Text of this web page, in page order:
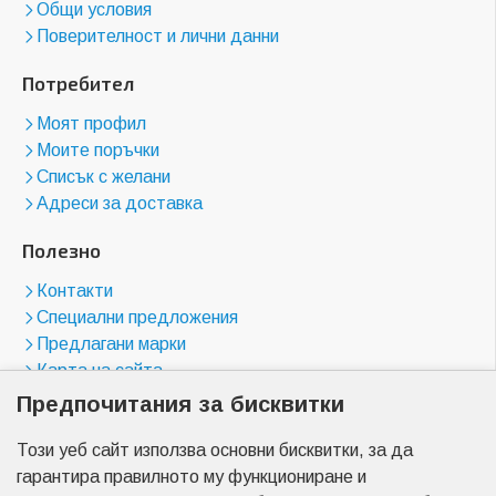
Общи условия
Поверителност и лични данни
Потребител
Моят профил
Моите поръчки
Списък с желани
Адреси за доставка
Полезно
Контакти
Специални предложения
Предлагани марки
Карта на сайта
Магазини
бул. "Цариградско шосе" 23
бул. "Менделеев" 17
Предпочитания за бисквитки
Този уеб сайт използва основни бисквитки, за да
гарантира правилното му функциониране и